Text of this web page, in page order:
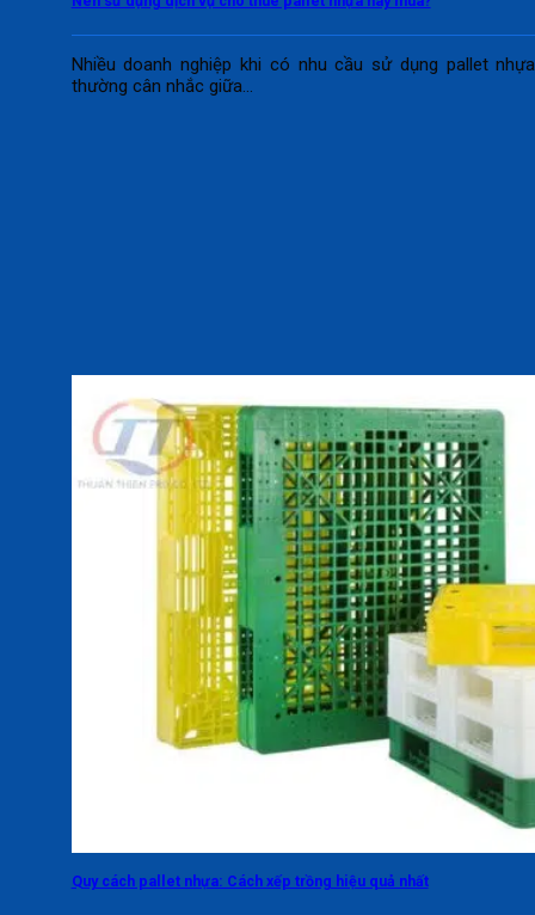
Nhiều doanh nghiệp khi có nhu cầu sử dụng pallet nhựa
thường cân nhắc giữa...
Quy cách pallet nhựa: Cách xếp trồng hiệu quả nhất